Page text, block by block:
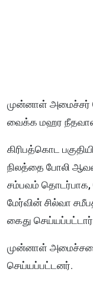
முன்னாள் அமைச்சர்
வைக்க மஹர நீதவான்
கிரிபத்கொட
நிலத்தை போலி
சம்பவம் தொடர்பாக,
மேர்வின் சில்வா
கைது
முன்னாள்
செய்யப்பட்டனர்.